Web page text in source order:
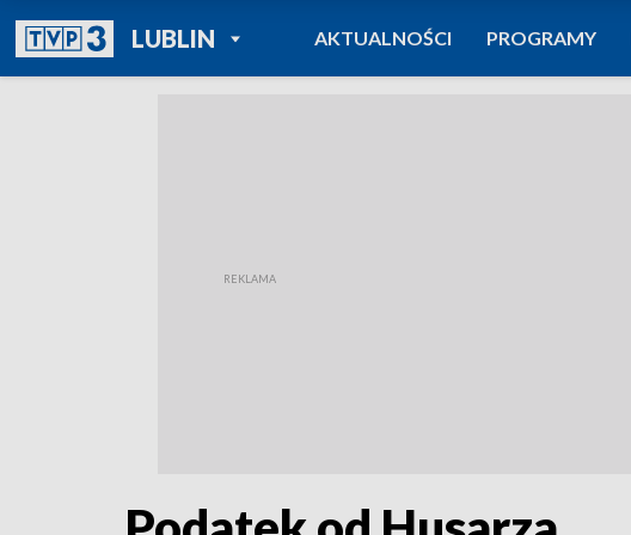
LUBLINPOWRÓT DO
TVP REGIONY
AKTUALNOŚCI PROGRAMY